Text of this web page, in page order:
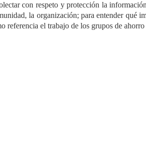
con respeto y protección la
la organización; para entender qué
referencia el trabajo de los grupos de